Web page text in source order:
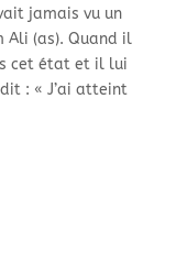
jamais vu un
Ali (as). Quand il
cet état et il lui
: « J’ai atteint